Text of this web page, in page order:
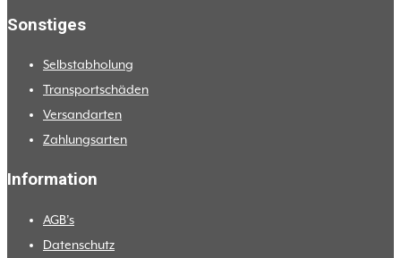
Sonstiges
Selbstabholung
Transportschäden
Versandarten
Zahlungsarten
Information
AGB’s
Datenschutz